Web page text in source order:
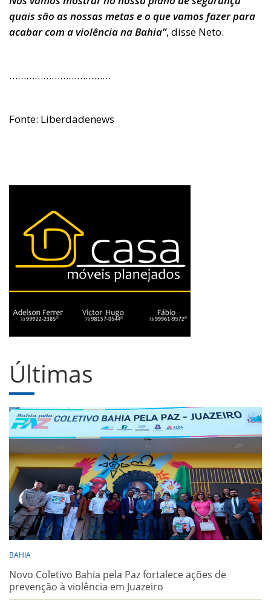
quais são as nossas metas e o que vamos fazer para
acabar com a violência na Bahia”, disse Neto.
………………………………
Fonte: Liberdadenews
Últimas
BAHIA
Novo Coletivo Bahia pela Paz fortalece ações de
prevenção à violência em Juazeiro